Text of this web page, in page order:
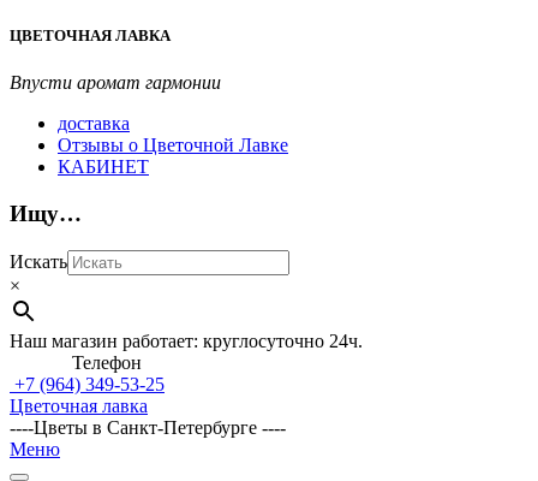
Перейти
содержимому
ЦВЕТОЧНАЯ ЛАВКА
Впусти аромат гармонии
доставка
Отзывы о Цветочной Лавке
КАБИНЕТ
Ищу…
Искать
×
Наш магазин работает: круглосуточно 24ч.
Телефон
+7 (964) 349-53-25
Цветочная лавка
----Цветы в Санкт-Петербурге ----
Главное
навигационное
Меню